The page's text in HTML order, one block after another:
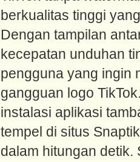
berkualitas tinggi
Dengan tampilan
kecepatan unduhan
pengguna yang ingin
gangguan logo
instalasi aplikasi
tempel di situs
dalam hitungan detik.